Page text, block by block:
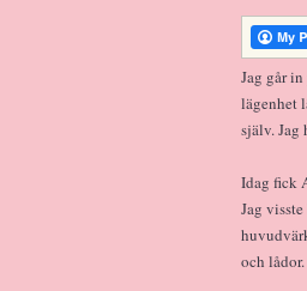
Jag går
lägenhet
själv. Jag
Idag fick
Jag
och lådor.